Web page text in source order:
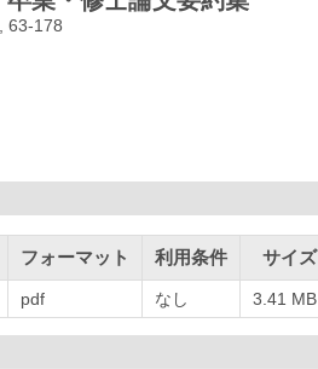
63-178
フォーマット 利用条件 サイズ
pdf なし 3.41 MB